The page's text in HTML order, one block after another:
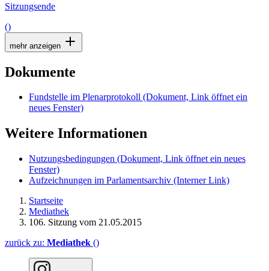
Sitzungsende
()
mehr anzeigen
Dokumente
Fundstelle im Plenarprotokoll (Dokument, Link öffnet ein
neues Fenster)
Weitere Informationen
Nutzungsbedingungen (Dokument, Link öffnet ein neues
Fenster)
Aufzeichnungen im Parlamentsarchiv (Interner Link)
Startseite
Mediathek
106. Sitzung vom 21.05.2015
zurück zu: Mediathek ()